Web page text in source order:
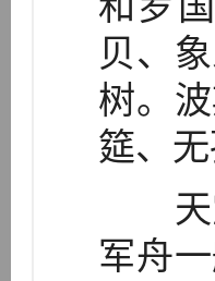
贝、
树。
筵、无
天宝
军舟